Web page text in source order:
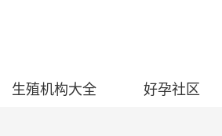
生殖机构大全 好孕社区